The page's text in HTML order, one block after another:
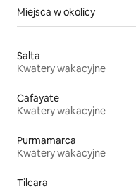
Miejsca w okolicy
Salta
Kwatery wakacyjne
Cafayate
Kwatery wakacyjne
Purmamarca
Kwatery wakacyjne
Tilcara